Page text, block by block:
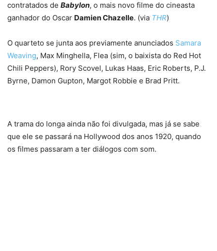
contratados de Babylon, o mais novo filme do cineasta
ganhador do Oscar Damien Chazelle. (via THR)
O quarteto se junta aos previamente anunciados Samara
Weaving, Max Minghella, Flea (sim, o baixista do Red Hot
Chili Peppers), Rory Scovel, Lukas Haas, Eric Roberts, P.J.
Byrne, Damon Gupton, Margot Robbie e Brad Pritt.
A trama do longa ainda não foi divulgada, mas já se sabe
que ele se passará na Hollywood dos anos 1920, quando
os filmes passaram a ter diálogos com som.